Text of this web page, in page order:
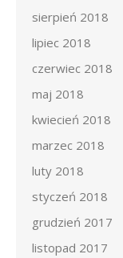
sierpień 2018
lipiec 2018
czerwiec 2018
maj 2018
kwiecień 2018
marzec 2018
luty 2018
styczeń 2018
grudzień 2017
listopad 2017